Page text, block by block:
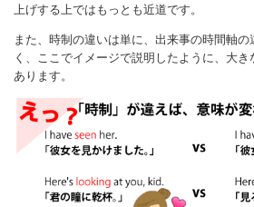
上げする上ではもっとも近道です。
また、時制の違いは単に、出来事の時間軸
く、ここでイメージで説明したように、大
あります。